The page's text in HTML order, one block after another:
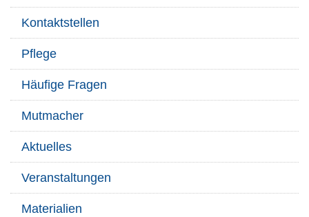
Kontaktstellen
Pflege
Häufige Fragen
Mutmacher
Aktuelles
Veranstaltungen
Materialien